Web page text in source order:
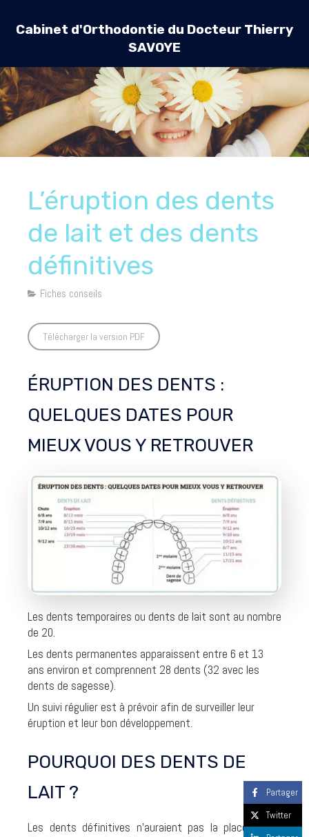
Cabinet d'Orthodontie du Docteur Thierry
SAVOYE
L’éruption des dents
de lait et des dents
définitives
Fiches conseils
Télécharger la version PDF
ÉRUPTION DES DENTS :
QUELQUES DATES POUR
MIEUX VOUS Y RETROUVER
Les dents temporaires ou dents de lait sont au nombre
de 20.
Les dents permanentes apparaissent entre 6 et 13
ans environ et comprennent 28 dents (32 avec les
dents de sagesse).
Un suivi régulier est à prévoir afin de surveiller leur
éruption et leur bon développement.
POURQUOI DES DENTS DE
LAIT ?
Les dents définitives n’auraient pas la place de se
Partager
Twitter